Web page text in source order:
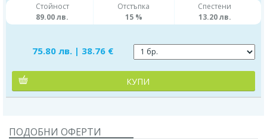
Стойност
89.00 лв.
Отстъпка
15 %
Спестени
13.20 лв.
75.80 лв. | 38.76 €
КУПИ
ПОДОБНИ ОФЕРТИ